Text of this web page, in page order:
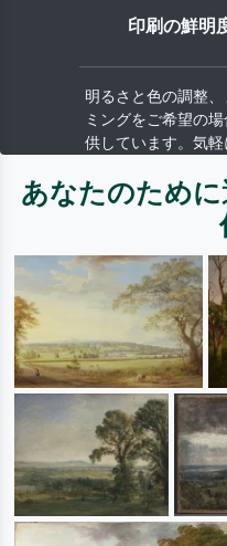
印刷の鮮明
明るさと色の調整
ミングをご希望の
供しています。気軽
あなたのため